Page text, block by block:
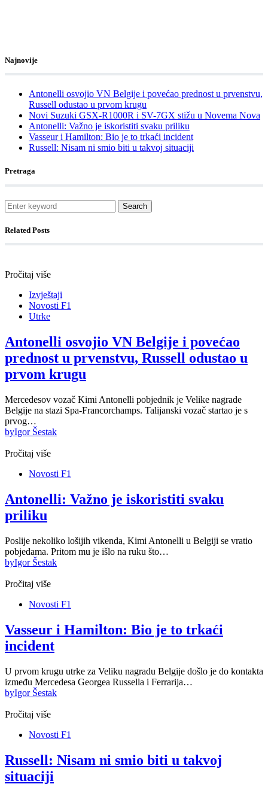
Najnovije
Antonelli osvojio VN Belgije i povećao prednost u prvenstvu,
Russell odustao u prvom krugu
Novi Suzuki GSX-R1000R i SV-7GX stižu u Novema Nova
Antonelli: Važno je iskoristiti svaku priliku
Vasseur i Hamilton: Bio je to trkaći incident
Russell: Nisam ni smio biti u takvoj situaciji
Pretraga
Search
Related Posts
Pročitaj više
Izvještaji
Novosti F1
Utrke
Antonelli osvojio VN Belgije i povećao
prednost u prvenstvu, Russell odustao u
prvom krugu
Mercedesov vozač Kimi Antonelli pobjednik je Velike nagrade
Belgije na stazi Spa-Francorchamps. Talijanski vozač startao je s
prvog…
byIgor Šestak
Pročitaj više
Novosti F1
Antonelli: Važno je iskoristiti svaku
priliku
Poslije nekoliko lošijih vikenda, Kimi Antonelli u Belgiji se vratio
pobjedama. Pritom mu je išlo na ruku što…
byIgor Šestak
Pročitaj više
Novosti F1
Vasseur i Hamilton: Bio je to trkaći
incident
U prvom krugu utrke za Veliku nagradu Belgije došlo je do kontakta
između Mercedesa Georgea Russella i Ferrarija…
byIgor Šestak
Pročitaj više
Novosti F1
Russell: Nisam ni smio biti u takvoj
situaciji